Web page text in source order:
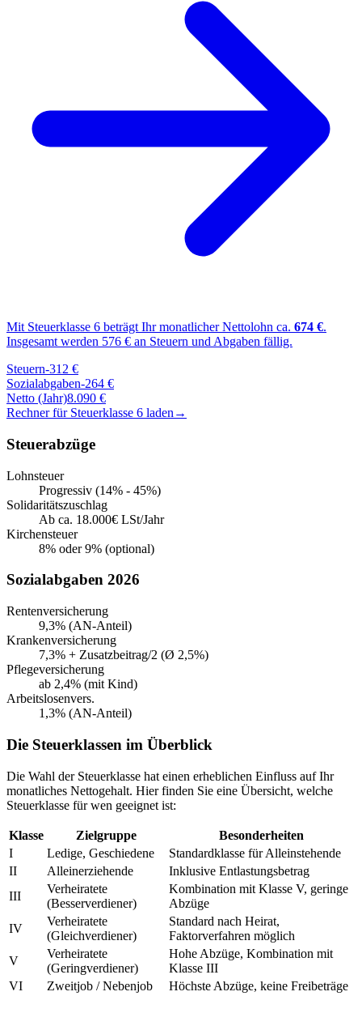
Mit Steuerklasse 6 beträgt Ihr monatlicher Nettolohn ca. 674 €.
Insgesamt werden 576 € an Steuern und Abgaben fällig.
Steuern-312 €
Sozialabgaben-264 €
Netto (Jahr)8.090 €
Rechner für Steuerklasse 6 laden →
Steuerabzüge
Lohnsteuer
Progressiv (14% - 45%)
Solidaritätszuschlag
Ab ca. 18.000€ LSt/Jahr
Kirchensteuer
8% oder 9% (optional)
Sozialabgaben 2026
Rentenversicherung
9,3% (AN-Anteil)
Krankenversicherung
7,3% + Zusatzbeitrag/2 (Ø 2,5%)
Pflegeversicherung
ab 2,4% (mit Kind)
Arbeitslosenvers.
1,3% (AN-Anteil)
Die Steuerklassen im Überblick
Die Wahl der Steuerklasse hat einen erheblichen Einfluss auf Ihr
monatliches Nettogehalt. Hier finden Sie eine Übersicht, welche
Steuerklasse für wen geeignet ist:
Klasse Zielgruppe
Besonderheiten
I
Ledige, Geschiedene
Standardklasse für Alleinstehende
II
Alleinerziehende
Inklusive Entlastungsbetrag
III
Verheiratete
(Besserverdiener)
Kombination mit Klasse V, geringe
Abzüge
IV
Verheiratete
(Gleichverdiener)
Standard nach Heirat,
Faktorverfahren möglich
V
Verheiratete
(Geringverdiener)
Hohe Abzüge, Kombination mit
Klasse III
VI
Zweitjob / Nebenjob Höchste Abzüge, keine Freibeträge